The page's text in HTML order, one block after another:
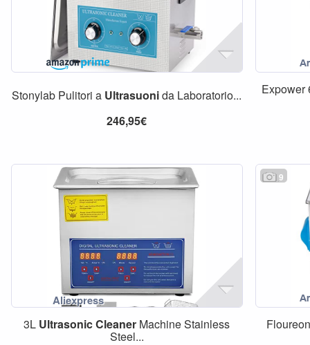
Stonylab Pulitori a Ultrasuonida Laboratorio...
246,95€
3L UltrasonicCleaner Machine Stainless
Steel...
9